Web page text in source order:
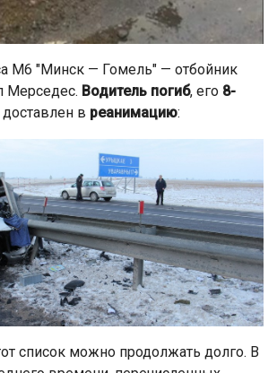
М6 "Минск — Гомель" — отбойник
Мерседес. Водитель погиб, его 8-
в реанимацию:
список можно продолжать долго. В